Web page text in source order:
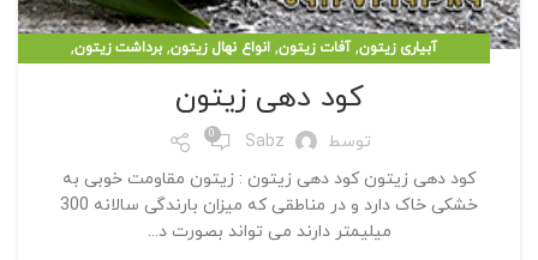
آبیاری زیتون,آفات زیتون, انواع نهال زیتون, برداشت زیتون,
کود دهی زیتون
توسط Sabz
0
کود دهی زیتون کود دهی زیتون : زیتون مقاومت خوبی به
خشکی خاک دارد و در مناطقی که میزان بارندگی سالانه 300
میلیمتر دارند می تواند بصورت د...